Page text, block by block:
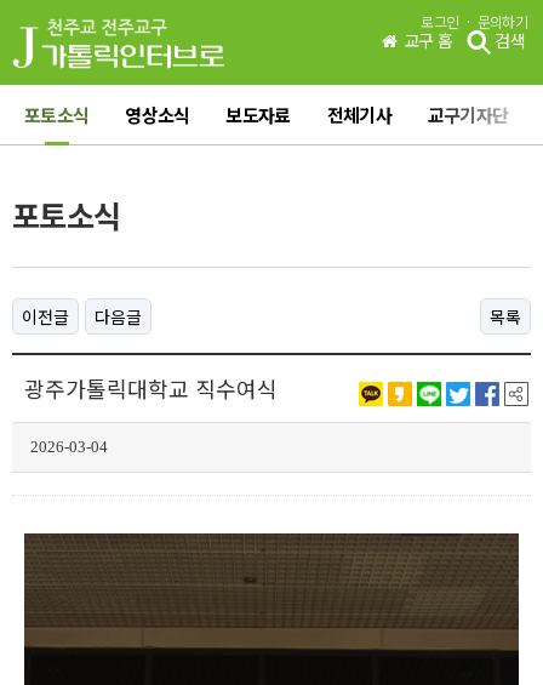
로그인 · 문의하기
교구 홈 검색
포토소식 영상소식 보도자료 전체기사 교구기자단
포토소식
이전글 다음글 목록
광주가톨릭대학교 직수여식
2026-03-04